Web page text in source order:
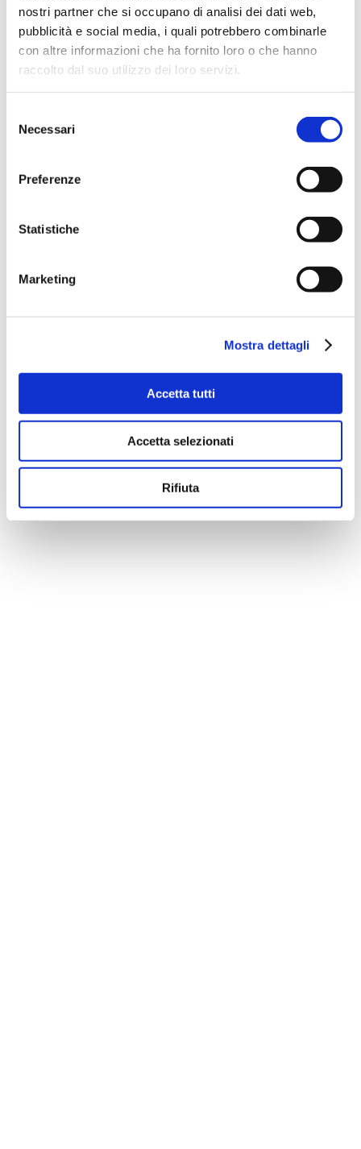
nostri partner che si occupano di analisi dei dati web,
pubblicità e social media, i quali potrebbero combinarle
con altre informazioni che ha fornito loro o che hanno
raccolto dal suo utilizzo dei loro servizi.
delNecessari
Preferenze
Statistiche
Marketing
Mostra dettagli
Accetta tutti
Accetta selezionati
Rifiuta